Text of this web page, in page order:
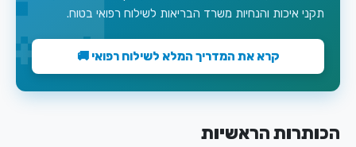
תקני איכות והנחיות משרד הבריאות לשילוח רפואי בטוח.
קרא את המדריך המלא לשילוח רפואי 🚚
הכותרות הראשיות